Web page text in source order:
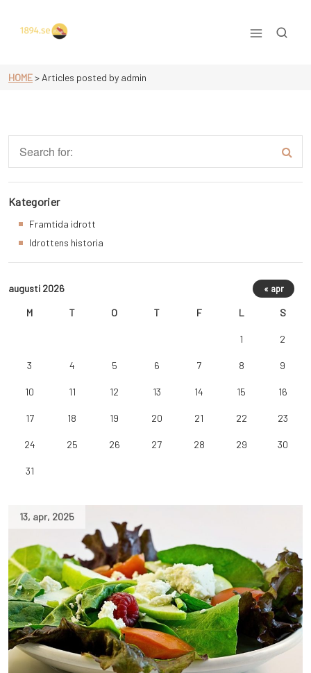
content
HOME> Articles posted by admin
13, apr, 2025
Kategorier
Framtida idrott
Idrottens historia
augusti 2026
M T O T F L S
1 2
3 4 5 6 7 8 9
10 11 12 13 14 15 16
17 18 19 20 21 22 23
24 25 26 27 28 29 30
31
« apr